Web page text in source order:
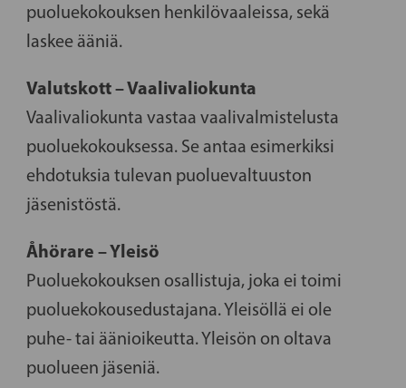
puoluekokouksen henkilövaaleissa, sekä
laskee ääniä.
Valutskott – Vaalivaliokunta
Vaalivaliokunta vastaa vaalivalmistelusta
puoluekokouksessa. Se antaa esimerkiksi
ehdotuksia tulevan puoluevaltuuston
jäsenistöstä.
Åhörare – Yleisö
Puoluekokouksen osallistuja, joka ei toimi
puoluekokousedustajana. Yleisöllä ei ole
puhe- tai äänioikeutta. Yleisön on oltava
puolueen jäseniä.